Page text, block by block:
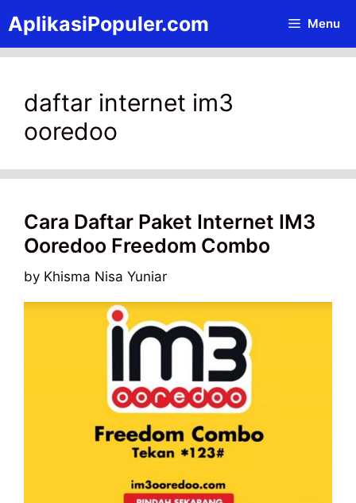
to
content
AplikasiPopuler.com Menu
daftar internet im3
ooredoo
Cara Daftar Paket Internet IM3
Ooredoo Freedom Combo
by Khisma Nisa Yuniar